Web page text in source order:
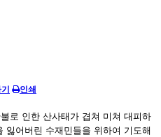
인쇄
로 인한 산사태가 겹쳐 미쳐 대피하
잃어버린 수재민들을 위하여 기도해